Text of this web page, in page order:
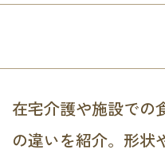
在宅介護や施設での
の違いを紹介。形状